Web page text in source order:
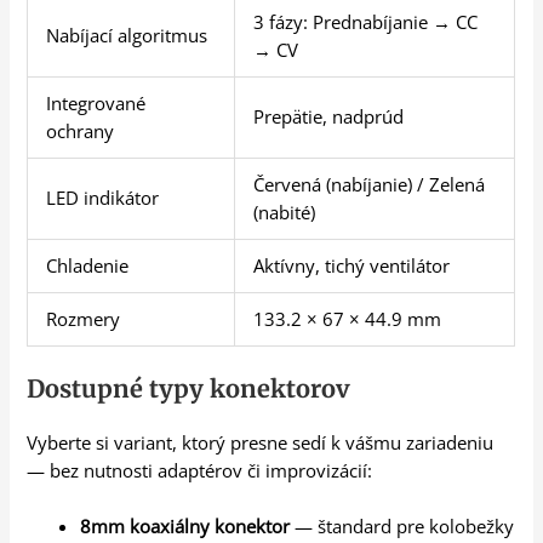
Nabíjací algoritmus
3 fázy: Prednabíjanie → CC
→ CV
Integrované
ochrany
Prepätie, nadprúd
LED indikátor
Červená (nabíjanie) / Zelená
(nabité)
Chladenie Aktívny, tichý ventilátor
Rozmery 133.2 × 67 × 44.9 mm
Dostupné typy konektorov
Vyberte si variant, ktorý presne sedí k vášmu zariadeniu
— bez nutnosti adaptérov či improvizácií:
8mm koaxiálny konektor— štandard pre kolobežky